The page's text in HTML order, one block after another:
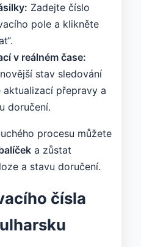
Zadejte číslo
pole a klikněte
v reálném čase:
stav sledování
aktualizací přepravy a
doručení.
procesu můžete
a zůstat
a stavu doručení.
čísla